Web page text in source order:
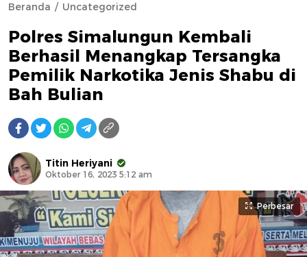
Beranda Uncategorized
Polres Simalungun Kembali
Berhasil Menangkap Tersangka
Pemilik Narkotika Jenis Shabu di
Bah Bulian
Titin Heriyani
Oktober 16, 2023 5:12 am
Perbesar